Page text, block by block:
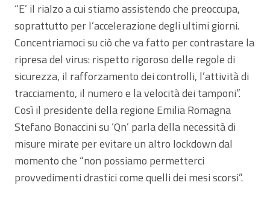
“E’ il rialzo a cui stiamo assistendo che preoccupa,
soprattutto per l’accelerazione degli ultimi giorni.
Concentriamoci su ciò che va fatto per contrastare la
ripresa del virus: rispetto rigoroso delle regole di
sicurezza, il rafforzamento dei controlli, l’attività di
tracciamento, il numero e la velocità dei tamponi”.
Così il presidente della regione Emilia Romagna
Stefano Bonaccini su ‘Qn’ parla della necessità di
misure mirate per evitare un altro lockdown dal
momento che “non possiamo permetterci
provvedimenti drastici come quelli dei mesi scorsi”.